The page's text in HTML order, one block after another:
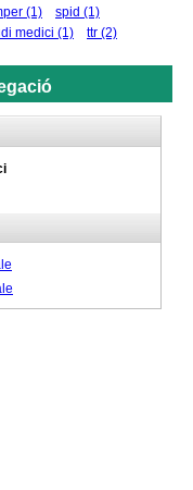
(1) spid (1)
medici (1) ttr (2)